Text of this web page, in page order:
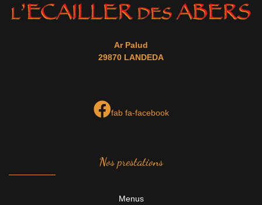
Ar Palud
29870 LANDEDA
fab fa-facebook
Nos prestations
Menus